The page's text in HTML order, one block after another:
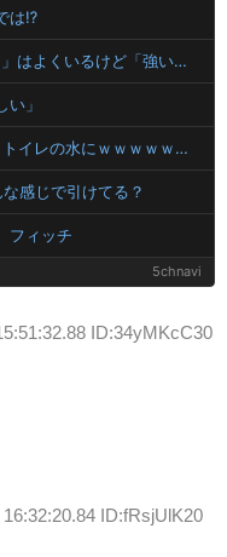
は⁉
「強いおっさんキャラ（年齢40～50代）」はよくいるけど「強いおばさん」はいない…
」
【朗報】韓国が熊本被災地に水を支援 ⇒ トイレの水にｗｗｗｗｗｗｗ
感じで引けてる？
フィッチ
5chnavi
ID:34yMKcC30
ID:fRsjUlK20